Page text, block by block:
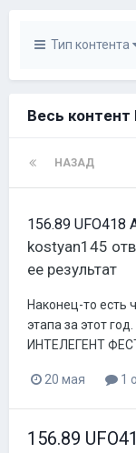
Тип контента
Весь контент
НАЗАД
156.89 UFO418
kostyan145
ее результат
Наконец-то есть
этапа за этот
ИНТЕЛЕГЕНТ
20 мая 1
156.89